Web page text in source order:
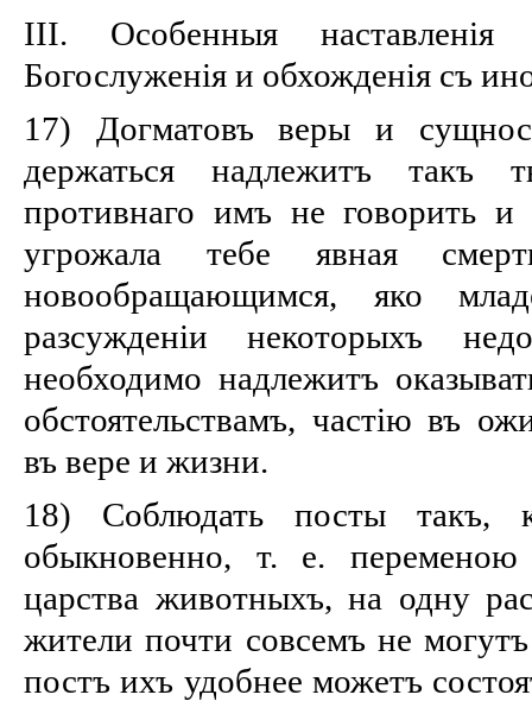
III. Особенныя наставленія
Богослуженія и обхожденія съ
17) Догматовъ веры и
держаться надлежитъ такъ
противнаго имъ не говорить
угрожала тебе явная
новообращающимся, яко
разсужденіи некоторыхъ
необходимо надлежитъ
обстоятельствамъ, частію въ
въ вере и жизни.
18) Соблюдать посты такъ,
обыкновенно, т. е.
царства животныхъ, на одну
жители почти совсемъ не
постъ ихъ удобнее можетъ